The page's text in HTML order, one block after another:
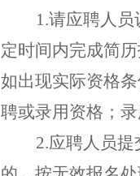
1.请应聘人员
定时间内完成简
如出现实际资格
聘或录用资格 ；
2.应聘人员